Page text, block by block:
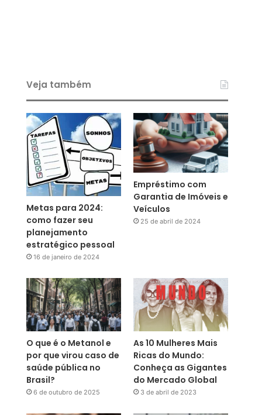
Veja também
Metas para 2024:
como fazer seu
planejamento
estratégico pessoal
16 de janeiro de 2024
Empréstimo com
Garantia de Imóveis e
Veículos
25 de abril de 2024
O que é o Metanol e
por que virou caso de
saúde pública no
Brasil?
6 de outubro de 2025
As 10 Mulheres Mais
Ricas do Mundo:
Conheça as Gigantes
do Mercado Global
3 de abril de 2023